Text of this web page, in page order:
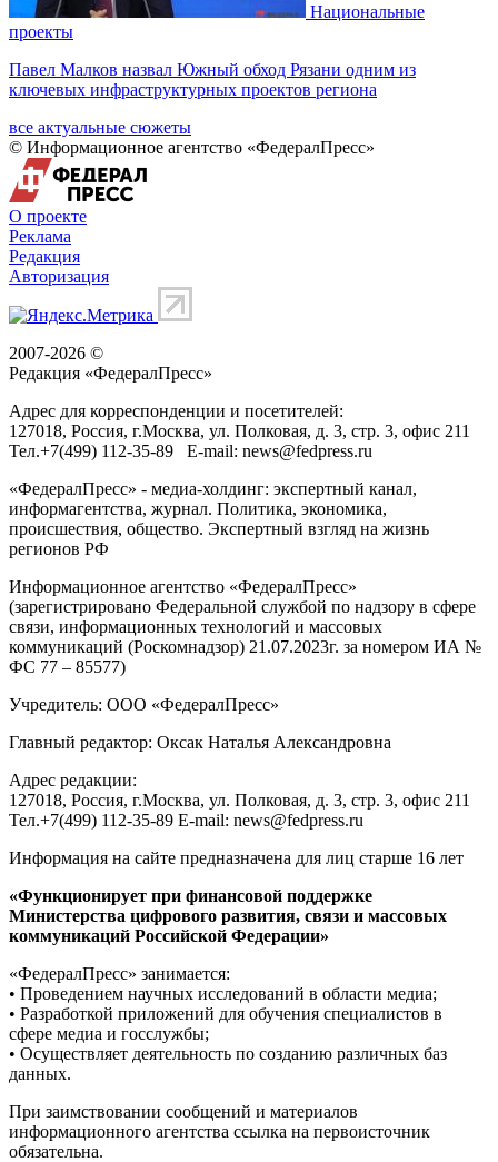
Национальные
проекты
Павел Малков назвал Южный обход Рязани одним из
ключевых инфраструктурных проектов региона
все актуальные сюжеты
© Информационное агентство «ФедералПресс»
О проекте
Реклама
Редакция
Авторизация
2007-2026 ©
Редакция «ФедералПресс»
Адрес для корреспонденции и посетителей:
127018, Россия, г.Москва, ул. Полковая, д. 3, стр. 3, офис 211
Тел.+7(499) 112-35-89 E-mail: news@fedpress.ru
«ФедералПресс» - медиа-холдинг: экспертный канал,
информагентства, журнал. Политика, экономика,
происшествия, общество. Экспертный взгляд на жизнь
регионов РФ
Информационное агентство «ФедералПресс»
(зарегистрировано Федеральной службой по надзору в сфере
связи, информационных технологий и массовых
коммуникаций (Роскомнадзор) 21.07.2023г. за номером ИА №
ФС 77 – 85577)
Учредитель: ООО «ФедералПресс»
Главный редактор: Оксак Наталья Александровна
Адрес редакции:
127018, Россия, г.Москва, ул. Полковая, д. 3, стр. 3, офис 211
Тел.+7(499) 112-35-89 E-mail: news@fedpress.ru
Информация на сайте предназначена для лиц старше 16 лет
«Функционирует при финансовой поддержке
Министерства цифрового развития, связи и массовых
коммуникаций Российской Федерации»
«ФедералПресс» занимается:
• Проведением научных исследований в области медиа;
• Разработкой приложений для обучения специалистов в
сфере медиа и госслужбы;
• Осуществляет деятельность по созданию различных баз
данных.
При заимствовании сообщений и материалов
информационного агентства ссылка на первоисточник
обязательна.